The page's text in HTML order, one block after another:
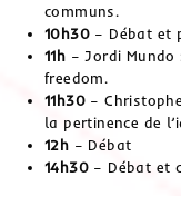
communs.
10h30 – Débat et
11h – Jordi
freedom.
11h30 –
la pertinence de
12h – Débat
14h30 – Débat et